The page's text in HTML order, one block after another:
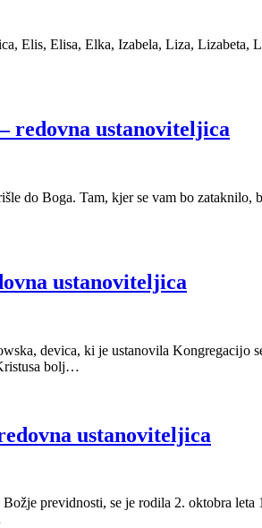
Elisa, Elka, Izabela, Liza, Lizabeta,
redovna ustanoviteljica
do Boga. Tam, kjer se vam bo
ustanoviteljica
devica, ki je ustanovila Kongregacĳo
bolj…
ustanoviteljica
previdnosti, se je rodila 2. oktobra